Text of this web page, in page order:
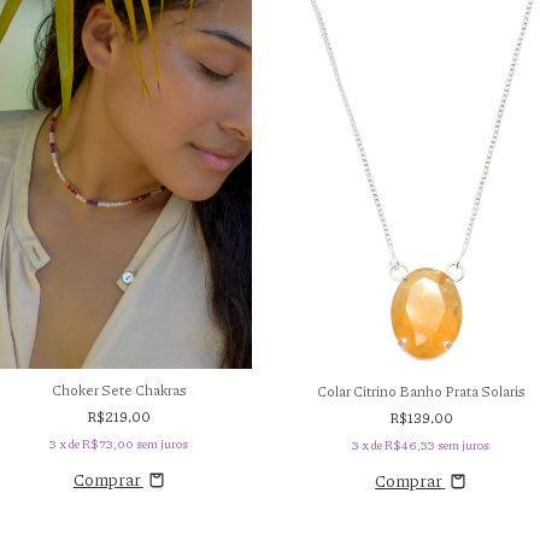
Choker Sete Chakras
R$219,00
3 x deR$73,00 sem juros
Comprar
Colar Citrino Banho Prata Solaris
R$139,00
3 x deR$46,33 sem juros
Comprar